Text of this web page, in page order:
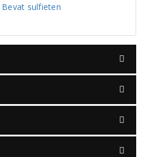
Bevat sulfieten